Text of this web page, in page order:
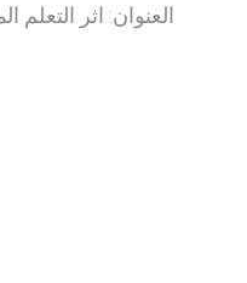
العنوان: اثر